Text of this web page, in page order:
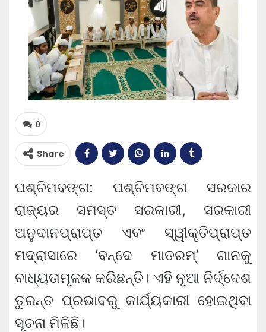
0
Share
ପଶ୍ଚିମବଙ୍ଗ: ପଶ୍ଚିମବଙ୍ଗ ସରକାର
ରାଜ୍ୟର ସମସ୍ତ ସରକାରୀ, ସରକାରୀ
ଅନୁଦାନପ୍ରାପ୍ତ ଏବଂ ସ୍ୱୀକୃତିପ୍ରାପ୍ତ
ମଦ୍ରାସାରେ ‘ବନ୍ଦେ ମାତରମ୍’ ଗାନକୁ
ବାଧ୍ୟତାମୂଳକ କରିଛନ୍ତି। ଏହି ନୂଆ ନିର୍ଦ୍ଦେଶ
ତୁରନ୍ତ ପ୍ରଭାବରୁ କାର୍ଯ୍ୟକାରୀ ହୋଇଥିବା
ସୂଚନା ମିଳିଛି।